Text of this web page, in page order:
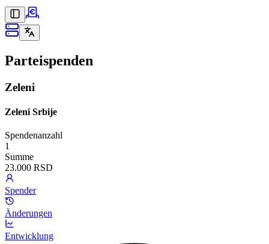
Parteispenden
Zeleni
Zeleni Srbije
Spendenanzahl
1
Summe
23.000 RSD
Spender
Änderungen
Entwicklung